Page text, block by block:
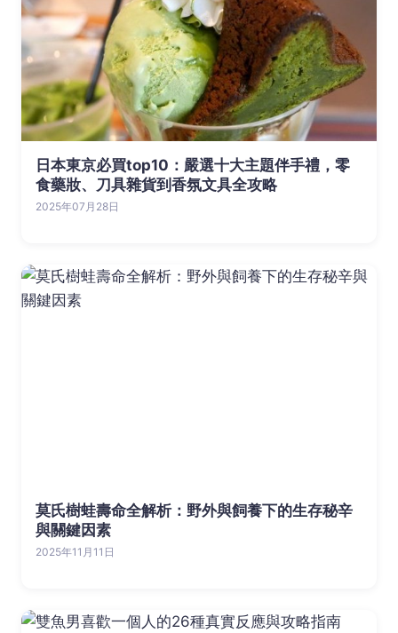
日本東京必買top10：嚴選十大主題伴手禮，零
食藥妝、刀具雜貨到香氛文具全攻略
2025年07月28日
莫氏樹蛙壽命全解析：野外與飼養下的生存秘辛
與關鍵因素
2025年11月11日